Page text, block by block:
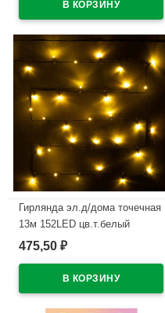
Гирлянда эл.д/дома точечная
13м 152LED цв.т.белый
(зел.провод) 8реж. арт.725-
475,50 ₽